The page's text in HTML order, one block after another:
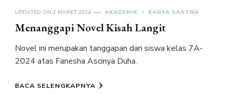
UPDATED ON 2 MARET 2024 AKADEMIK KARYA SASTRA
Menanggapi Novel Kisah Langit
Novel ini merupakan tanggapan dari siswa kelas 7A-
2024 atas Fanesha Ascinya Duha.
BACA SELENGKAPNYA